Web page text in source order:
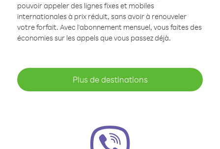
pouvoir appeler des lignes fixes et mobiles
internationales à prix réduit, sans avoir à renouveler
votre forfait. Avec l'abonnement mensuel, vous faites des
économies sur les appels que vous passez déjà.
Plus de destinations